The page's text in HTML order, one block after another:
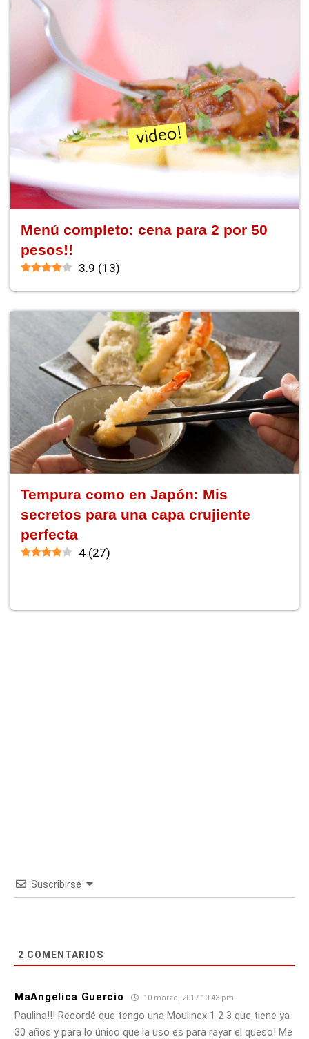
Menú completo: cena para 2 por 50
pesos!!
3.9 (13)
Tempura como en Japón: Mis
secretos para una capa crujiente
perfecta
4 (27)
Suscribirse
2 COMENTARIOS
MaAngelica Guercio 10 marzo, 2017 10:43 pm
Paulina!!! Recordé que tengo una Moulinex 1 2 3 que tiene ya
30 años y para lo único que la uso es para rayar el queso! Me